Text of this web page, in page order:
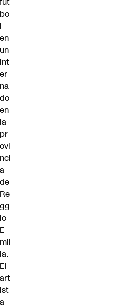
bo
l
en
un
int
er
na
do
en
la
pr
ovi
nci
a
de
Re
gg
io
E
mil
ia.
El
art
ist
a